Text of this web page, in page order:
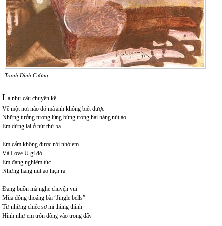
Tranh Đinh Cường
Lạ như câu chuyện kể
Về một nơi nào đó mà anh không biết được
Những tưởng tượng lùng bùng trong hai hàng nút áo
Em dừng lại ở nút thứ ba
Em cấm không được nói nhớ em
Và Love U gì đó
Em đang nghiêm túc
Những hàng nút áo hiện ra
Đang buồn mà nghe chuyện vui
Mùa đông thoáng bài “Jingle bells”
Từ những chiếc sơ mi thùng thình
Hình như em trốn đông vào trong đấy